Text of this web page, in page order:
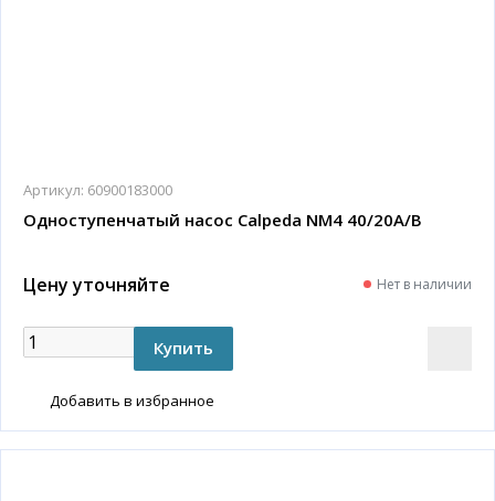
Артикул: 60900183000
Одноступенчатый насос Calpeda NM4 40/20A/B
Цену уточняйте Нет в наличии
Добавить в избранное